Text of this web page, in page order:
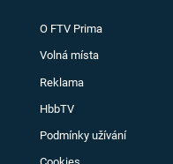
O FTV Prima
Volná místa
Reklama
HbbTV
Podmínky užívání